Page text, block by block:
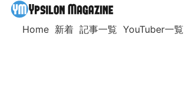
Home 新着 記事一覧 YouTuber一覧